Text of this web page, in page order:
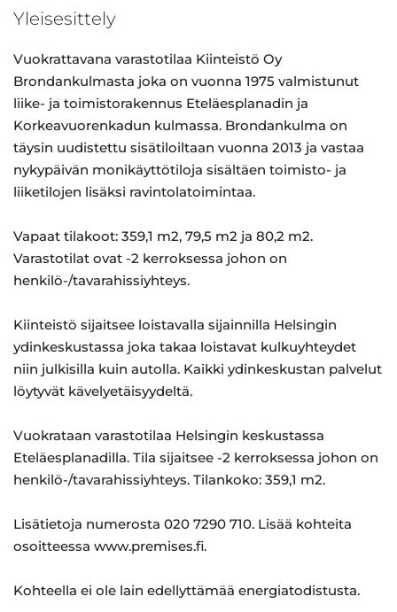
Yleisesittely
Vuokrattavana varastotilaa Kiinteistö Oy
Brondankulmasta joka on vuonna 1975 valmistunut
liike- ja toimistorakennus Eteläesplanadin ja
Korkeavuorenkadun kulmassa. Brondankulma on
täysin uudistettu sisätiloiltaan vuonna 2013 ja vastaa
nykypäivän monikäyttötiloja sisältäen toimisto- ja
liiketilojen lisäksi ravintolatoimintaa.
Vapaat tilakoot: 359,1 m2, 79,5 m2 ja 80,2 m2.
Varastotilat ovat -2 kerroksessa johon on
henkilö-/tavarahissiyhteys.
Kiinteistö sijaitsee loistavalla sijainnilla Helsingin
ydinkeskustassa joka takaa loistavat kulkuyhteydet
niin julkisilla kuin autolla. Kaikki ydinkeskustan palvelut
löytyvät kävelyetäisyydeltä.
Vuokrataan varastotilaa Helsingin keskustassa
Eteläesplanadilla. Tila sijaitsee -2 kerroksessa johon on
henkilö-/tavarahissiyhteys. Tilankoko: 359,1 m2.
Lisätietoja numerosta 020 7290 710. Lisää kohteita
osoitteessa www.premises.fi.
Kohteella ei ole lain edellyttämää energiatodistusta.